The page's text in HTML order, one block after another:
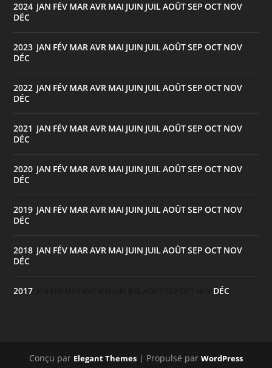
2024 JAN FÉV MARAVR MAI JUIN JUILAOÛTSEP OCT NOV
DÉC
2023 JAN FÉV MARAVR MAI JUIN JUILAOÛTSEP OCT NOV
DÉC
2022 JAN FÉV MARAVR MAI JUIN JUILAOÛTSEP OCT NOV
DÉC
2021 JAN FÉV MARAVR MAI JUIN JUILAOÛTSEP OCT NOV
DÉC
2020 JAN FÉV MARAVR MAI JUIN JUILAOÛTSEP OCT NOV
DÉC
2019 JAN FÉV MARAVR MAI JUIN JUILAOÛTSEP OCT NOV
DÉC
2018 JAN FÉV MARAVR MAI JUIN JUILAOÛTSEP OCT NOV
DÉC
2017 DÉC
Conçu par Elegant Themes | Propulsé par WordPress